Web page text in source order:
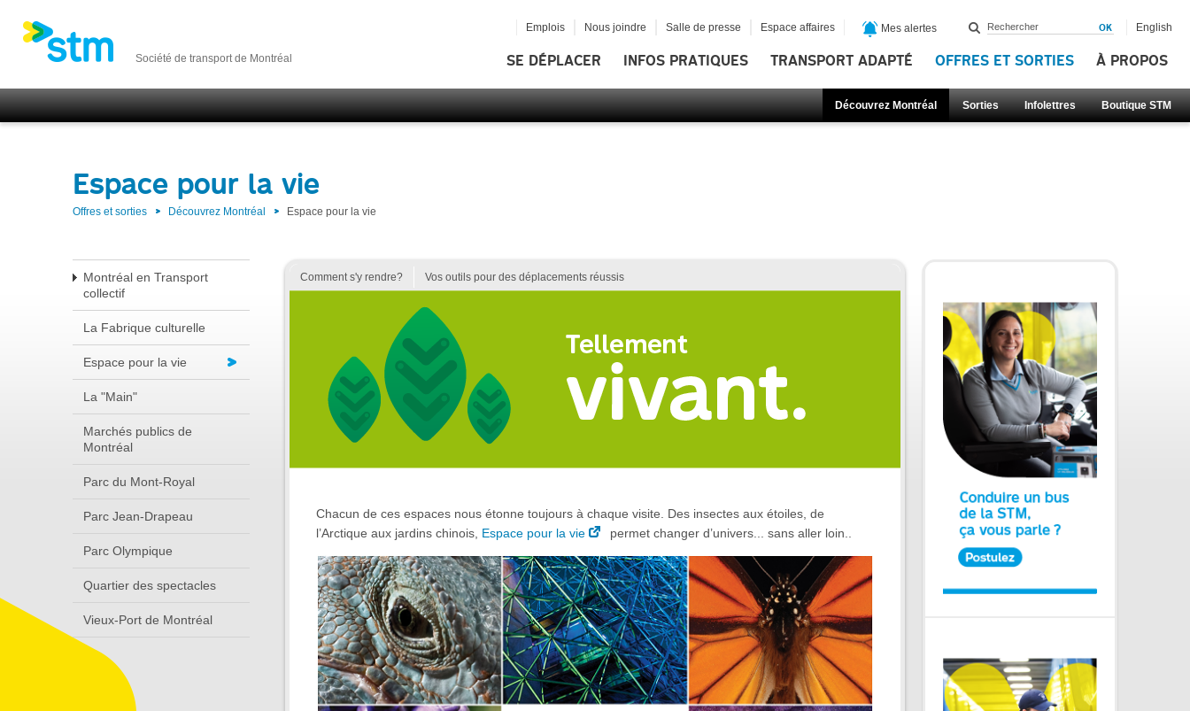
Société de transport de Montréal SE DÉPLACER INFOS PRATIQUES TRANSPORT ADAPTÉ OFFRES ET SORTIES À PROPOS
Découvrez Montréal Sorties Infolettres Boutique STM
Emplois Nous joindre Salle de presse Espace affaires Mes alertes English
Espace pour la vie
Offres et sorties Découvrez Montréal Espace pour la vie
Montréal en Transport
collectif
La Fabrique culturelle
Espace pour la vie
La "Main"
Marchés publics de
Montréal
Parc du Mont-Royal
Parc Jean-Drapeau
Parc Olympique
Quartier des spectacles
Vieux-Port de Montréal
Comment s'y rendre? Vos outils pour des déplacements réussis
Chacun de ces espaces nous étonne toujours à chaque visite. Des insectes aux étoiles, de
l’Arctique aux jardins chinois, Espace pour la vie permet changer d’univers... sans aller loin..